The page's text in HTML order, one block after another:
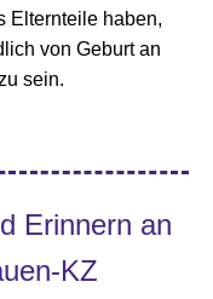
Elternteile haben,
von Geburt an
sein.
Erinnern an
KZ